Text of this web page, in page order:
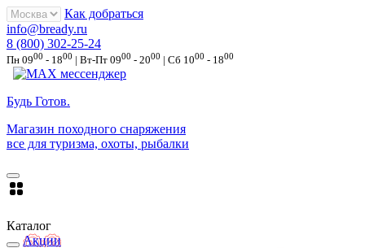
Как добраться
info@bready.ru
8 (800) 302-25-24
Пн 0900 - 1800 | Вт-Пт 0900 - 2000 | Сб 1000 - 1800
Будь Готов.
Магазин походного снаряжения
все для туризма, охоты, рыбалки
Каталог
Акции